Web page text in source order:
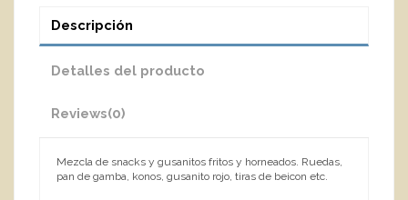
Descripción
Detalles del producto
Reviews(0)
Mezcla de snacks y gusanitos fritos y horneados. Ruedas,
pan de gamba, konos, gusanito rojo, tiras de beicon etc.